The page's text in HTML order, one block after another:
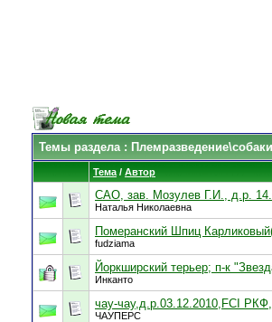
Темы раздела:
Тема / Автор
САО, зав. Мозулев Г.И., д.р.
Наталья Николаевна
Померанский Шпиц
fudziama
Йоркширский терьер; п-к
Инканто
чау-чау,д.р.03.12.2010,FCI
ЧАУПЕРС